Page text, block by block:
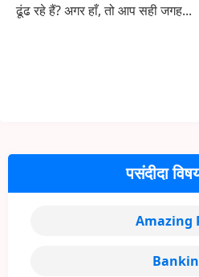
ढूंढ रहे हैं? अगर हाँ, तो आप सही जगह...
पसंदीदा
Amazing